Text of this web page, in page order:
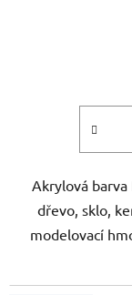
Akrylová barva
dřevo, sklo,
modelovací